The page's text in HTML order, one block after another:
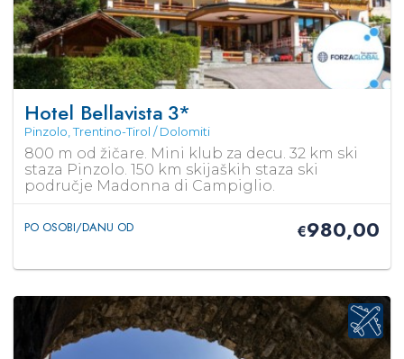
Hotel Bellavista 3*
Pinzolo, Trentino-Tirol / Dolomiti
800 m od žičare. Mini klub za decu. 32 km ski
staza Pinzolo. 150 km skijaških staza ski
područje Madonna di Campiglio.
PO OSOBI/DANU OD €980,00